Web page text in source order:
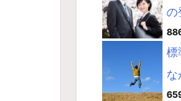
の
標
な